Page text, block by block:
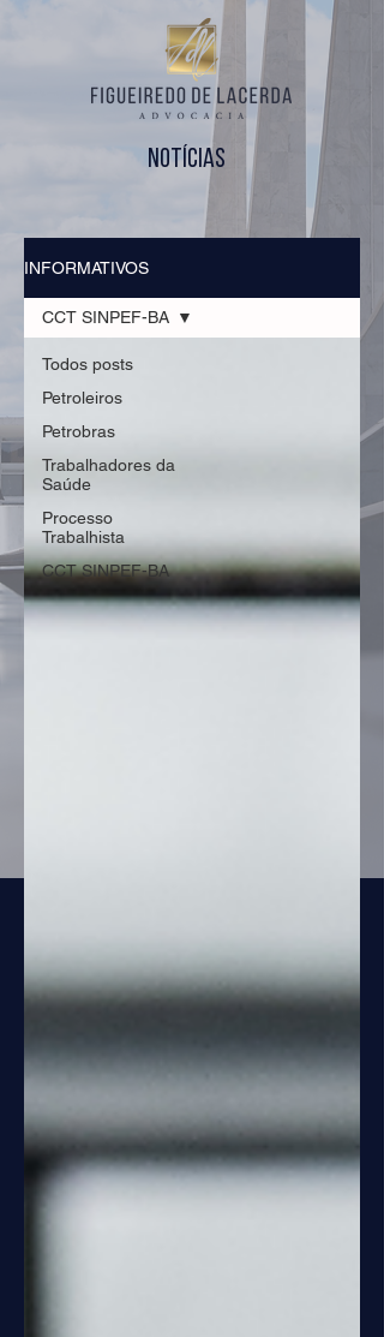
notícias
INFORMATIVOS
Todos posts
Petroleiros
Petrobras
Trabalhadores da
Saúde
Processo
Trabalhista
CCT SINPEF-BA
CCT SINPEF-BA